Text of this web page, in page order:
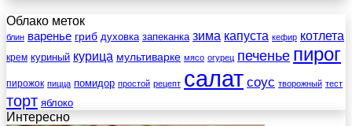
Облако меток
блин варенье гриб духовка запеканка зима капуста кефир котлета
крем куриный курица мультиварке мясо огурец печенье пирог
пирожок пицца помидор простой рецепт салат соус творожный тест
торт яблоко
Интересно